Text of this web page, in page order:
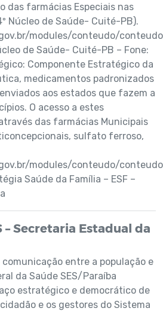
das farmácias Especiais nas
Núcleo de Saúde- Cuité-PB).
modules/conteudo/
de Saúde- Cuité-PB – Fone:
Componente Estratégico da
medicamentos padronizados
aos estados que fazem a
O acesso a estes
das farmácias Municipais
sulfato ferroso,
modules/conteudo/
Saúde da Família – ESF –
– Secretaria Estadual da
comunicação entre a população e
da Saúde SES/Paraíba
estratégico e democrático de
e os gestores do Sistema